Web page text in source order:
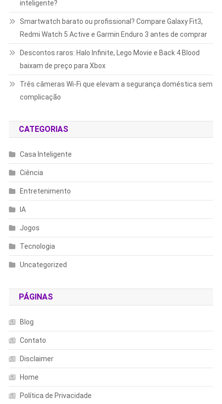
inteligente?
Smartwatch barato ou profissional? Compare Galaxy Fit3,
Redmi Watch 5 Active e Garmin Enduro 3 antes de comprar
Descontos raros: Halo Infinite, Lego Movie e Back 4 Blood
baixam de preço para Xbox
Três câmeras Wi-Fi que elevam a segurança doméstica sem
complicação
CATEGORIAS
Casa Inteligente
Ciência
Entretenimento
IA
Jogos
Tecnologia
Uncategorized
PÁGINAS
Blog
Contato
Disclaimer
Home
Política de Privacidade